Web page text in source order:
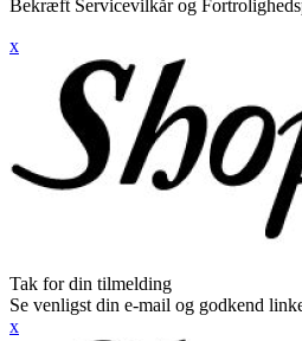
Bekræft Servicevilkår og
x
Tak for din tilmelding
Se venligst din e-mail og godkend
x